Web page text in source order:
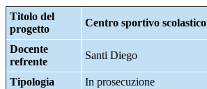
Titolo del
progetto
Centro sportivo scolastico
Docente
refrente
Santi Diego
Tipologia In prosecuzione